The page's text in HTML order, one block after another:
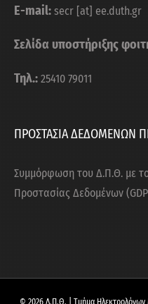
E-mail: secr [at] ee.duth.gr
Σελίδα υποστήριξης
Τηλ.: 25410 79011
ΠΡΟΣΤΑΣΙΑ ΔΕΔΟΜΕΝΩΝ
Συμμόρφωση του Δ.Π.Θ. με
Προστασίας Δεδομένων